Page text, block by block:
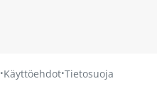
·Käyttöehdot·Tietosuoja